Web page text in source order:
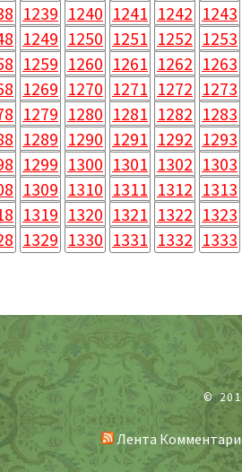
1239 1240 1241 1242 1243
1249 1250 1251 1252 1253
1259 1260 1261 1262 1263
1269 1270 1271 1272 1273
1279 1280 1281 1282 1283
1289 1290 1291 1292 1293
1299 1300 1301 1302 1303
1309 1310 1311 1312 1313
1319 1320 1321 1322 1323
1329 1330 1331 1332 1333
©
Лента